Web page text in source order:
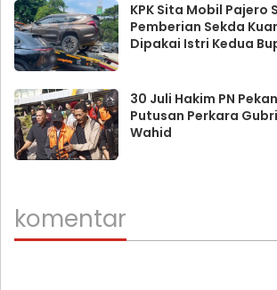
KPK Sita Mobil Pajero
Pemberian Sekda
Dipakai Istri Kedua
30 Juli Hakim PN
Putusan Perkara
Wahid
komentar